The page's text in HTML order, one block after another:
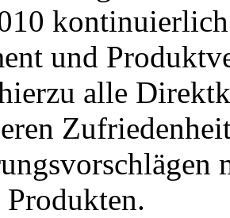
und
alle